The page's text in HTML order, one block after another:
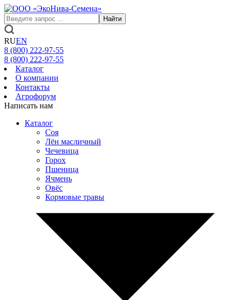
Найти
RUEN
8 (800) 222-97-55
8 (800) 222-97-55
Каталог
О компании
Контакты
Агрофорум
Написать нам
Каталог
Соя
Лён масличный
Чечевица
Горох
Пшеница
Ячмень
Овёс
Кормовые травы